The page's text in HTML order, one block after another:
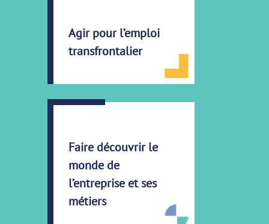
Agir pour l’emploi
transfrontalier
Faire découvrir le
monde de
l’entreprise et ses
métiers